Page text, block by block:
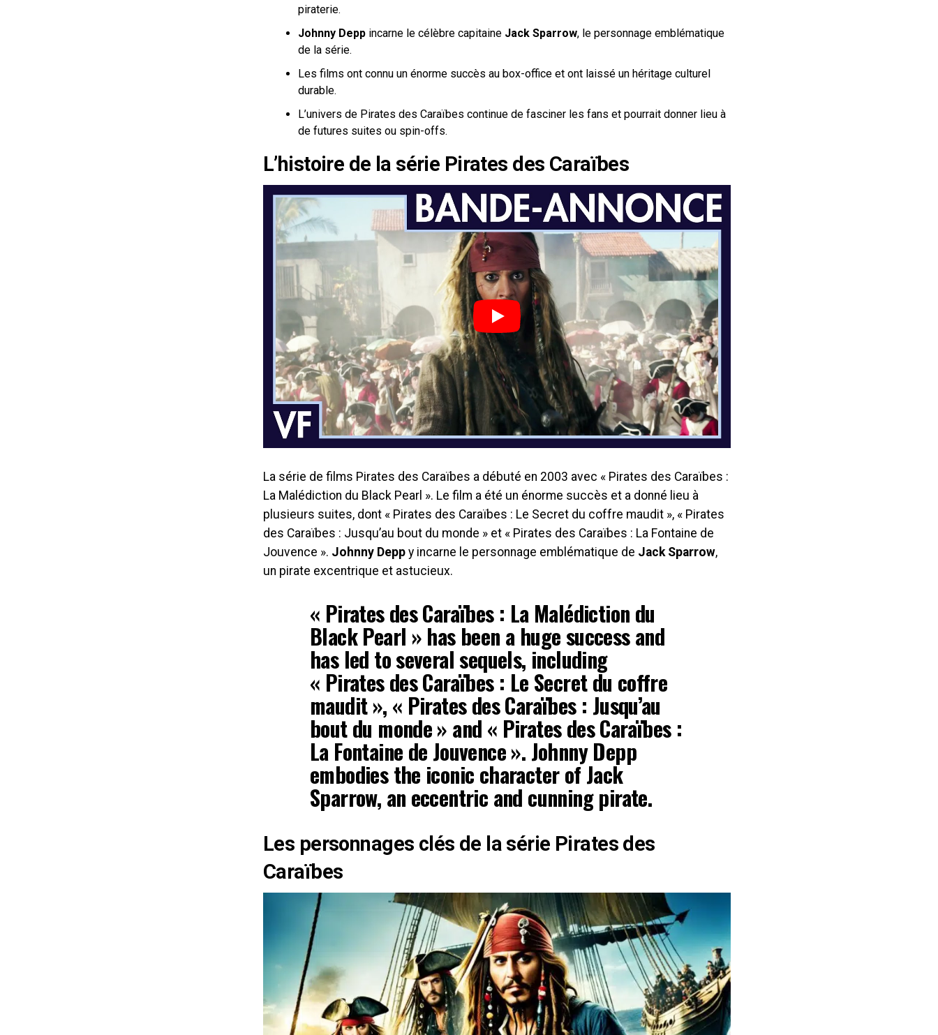
piraterie.
Johnny Depp incarne le célèbre capitaine Jack Sparrow, le personnage emblématique
de la série.
Les films ont connu un énorme succès au box-office et ont laissé un héritage culturel
durable.
L’univers de Pirates des Caraïbes continue de fasciner les fans et pourrait donner lieu à
de futures suites ou spin-offs.
L’histoire de la série Pirates des Caraïbes
La série de films Pirates des Caraïbes a débuté en 2003 avec « Pirates des Caraïbes :
La Malédiction du Black Pearl ». Le film a été un énorme succès et a donné lieu à
plusieurs suites, dont « Pirates des Caraïbes : Le Secret du coffre maudit », « Pirates
des Caraïbes : Jusqu’au bout du monde » et « Pirates des Caraïbes : La Fontaine de
Jouvence ». Johnny Depp y incarne le personnage emblématique de Jack Sparrow,
un pirate excentrique et astucieux.
« Pirates des Caraïbes : La Malédiction du
Black Pearl » has been a huge success and
has led to several sequels, including
« Pirates des Caraïbes : Le Secret du coffre
maudit », « Pirates des Caraïbes : Jusqu’au
bout du monde » and « Pirates des Caraïbes :
La Fontaine de Jouvence ». Johnny Depp
embodies the iconic character ofJack
Sparrow, an eccentric and cunning pirate.
Les personnages clés de la série Pirates des
Caraïbes